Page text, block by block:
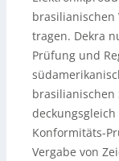
brasilianischen
tragen. Dekra
Prüfung und
brasilianischen
deckungsgleich
Konformitäts-
Vergabe von